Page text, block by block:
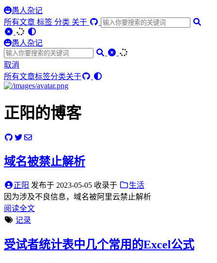
愚人杂记
所有文章 标签 分类 关于
愚人杂记
取消
所有文章标签分类关于
正阳的博客
域名被禁止解析
正阳 发布于 2023-05-05 收录于
生活
因为涉及不良信息，域名被阿里云禁止解析
阅读全文
记录
受试者统计表中几个常用的Excel公式